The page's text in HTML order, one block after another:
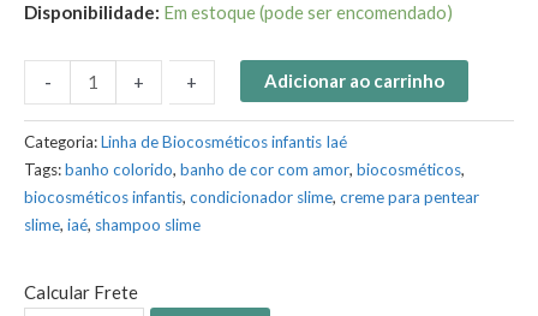
Disponibilidade: Em estoque (pode ser encomendado)
-- + + Adicionar ao carrinho
Categoria:Linha de Biocosméticos infantis Iaé
Tags:banho colorido, banho de cor com amor, biocosméticos,
biocosméticos infantis, condicionador slime, creme para pentear
slime, iaé, shampoo slime
Calcular Frete